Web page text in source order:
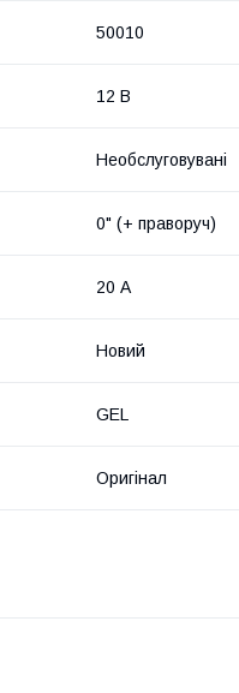
50010
12 В
Необслуговувані
0" (+ праворуч)
20 А
Новий
GEL
Оригінал